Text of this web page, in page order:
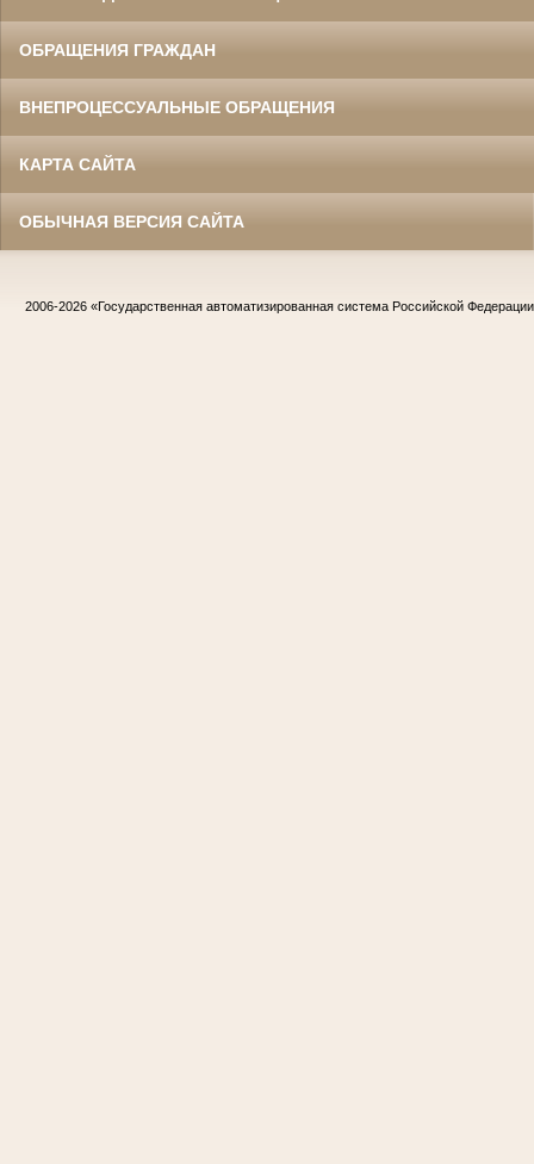
ОБРАЩЕНИЯ ГРАЖДАН
ВНЕПРОЦЕССУАЛЬНЫЕ ОБРАЩЕНИЯ
КАРТА САЙТА
ОБЫЧНАЯ ВЕРСИЯ САЙТА
2006-2026 «Государственная автоматизированная система Российской